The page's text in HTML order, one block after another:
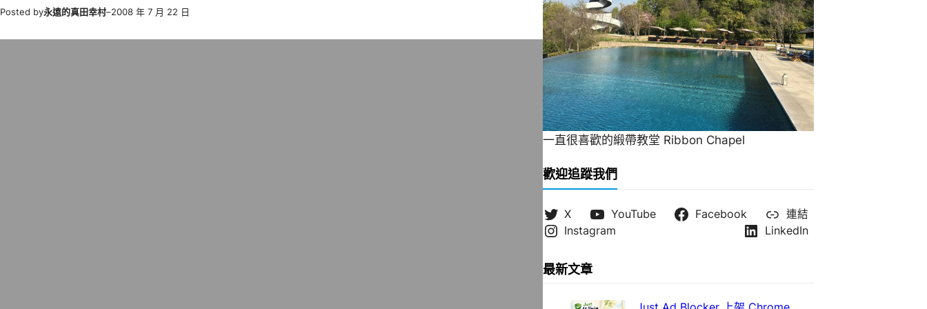
Posted by永遠的真田幸村–2008 年 7 月 22 日
一直很喜歡的緞帶教堂 Ribbon Chapel
歡迎追蹤我們
X YouTube Facebook
連結
Instagram
LinkedIn
最新文章